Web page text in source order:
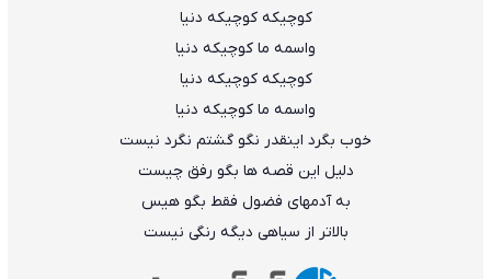
کوچیکه کوچیکه دنیا
واسمه ما کوچیکه دنیا
کوچیکه کوچیکه دنیا
واسمه ما کوچیکه دنیا
خوب‌ بگرد اینقدر نگو گشتم نگرد نیست
دلیل این قصه ها بگو رفق چیست
به آدمهای فضول فقط بگو هیس
بالاتر از سیاهی دیگه رنگی نیست